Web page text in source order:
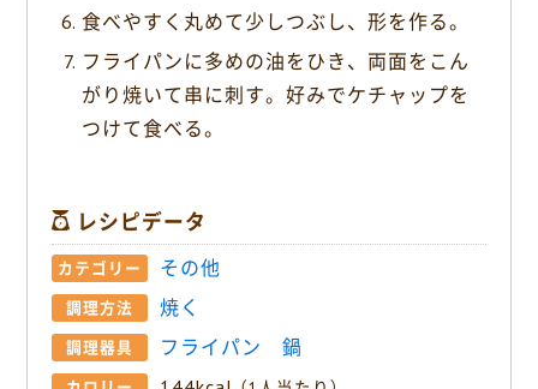
食べやすく丸めて少しつぶし、形を作る。
フライパンに多めの油をひき、両面をこん
がり焼いて串に刺す。好みでケチャップを
つけて食べる。
レシピデータ
カテゴリー その他
調理方法 焼く
調理器具 フライパン 鍋